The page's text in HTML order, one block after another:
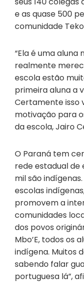
e as quase 500
comunidade
“Ela é uma aluna
realmente
escola estão
primeira aluna a
Certamente isso
motivação para
da escola, Jairo
O Paraná tem
rede estadual de
mil são
escolas
promovem a
comunidades
dos povos
Mbo’E, todos os
indígena. Muitos
sabendo falar
portuguesa lá”,